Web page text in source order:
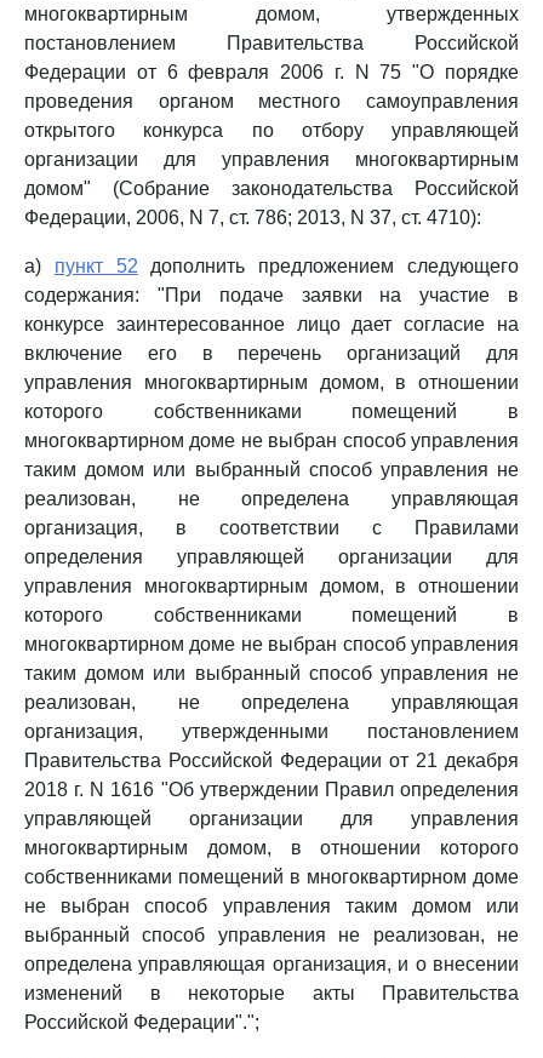
многоквартирным домом, утвержденных
постановлением Правительства Российской
Федерации от 6 февраля 2006 г. N 75 "О порядке
проведения органом местного самоуправления
открытого конкурса по отбору управляющей
организации для управления многоквартирным
домом" (Собрание законодательства Российской
Федерации, 2006, N 7, ст. 786; 2013, N 37, ст. 4710):
а) пункт 52 дополнить предложением следующего
содержания: "При подаче заявки на участие в
конкурсе заинтересованное лицо дает согласие на
включение его в перечень организаций для
управления многоквартирным домом, в отношении
которого собственниками помещений в
многоквартирном доме не выбран способ управления
таким домом или выбранный способ управления не
реализован, не определена управляющая
организация, в соответствии с Правилами
определения управляющей организации для
управления многоквартирным домом, в отношении
которого собственниками помещений в
многоквартирном доме не выбран способ управления
таким домом или выбранный способ управления не
реализован, не определена управляющая
организация, утвержденными постановлением
Правительства Российской Федерации от 21 декабря
2018 г. N 1616 "Об утверждении Правил определения
управляющей организации для управления
многоквартирным домом, в отношении которого
собственниками помещений в многоквартирном доме
не выбран способ управления таким домом или
выбранный способ управления не реализован, не
определена управляющая организация, и о внесении
изменений в некоторые акты Правительства
Российской Федерации".";